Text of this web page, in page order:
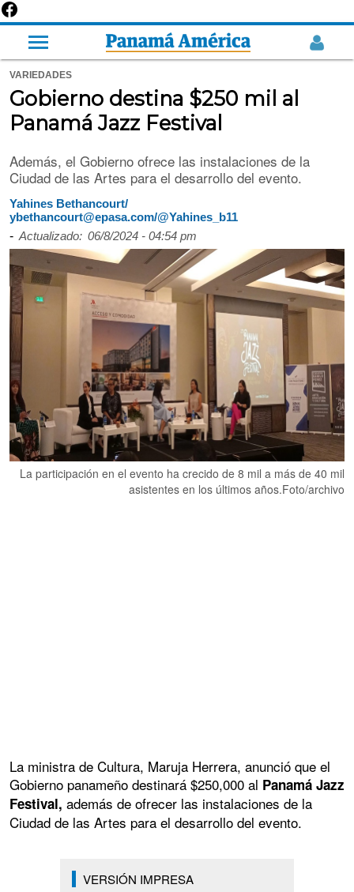
VARIEDADES
Gobierno destina $250 mil al
Panamá Jazz Festival
Además, el Gobierno ofrece las instalaciones de la
Ciudad de las Artes para el desarrollo del evento.
Yahines Bethancourt/
ybethancourt@epasa.com/@Yahines_b11
- Actualizado: 06/8/2024 - 04:54 pm
La participación en el evento ha crecido de 8 mil a más de 40 mil
asistentes en los últimos años.Foto/archivo
La ministra de Cultura, Maruja Herrera, anunció que el
Gobierno panameño destinará $250,000 al Panamá Jazz
Festival, además de ofrecer las instalaciones de la
Ciudad de las Artes para el desarrollo del evento.
VERSIÓN IMPRESA